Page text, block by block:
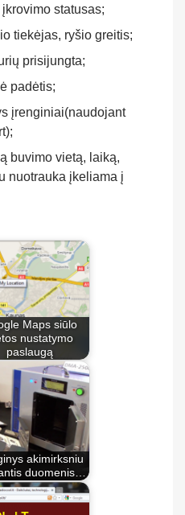
statusas;
tiekėjas, ryšio greitis;
prisijungta;
padėtis;
įrenginiai(naudojant
buvimo vietą, laiką,
nuotrauka įkeliama į
Maps siūlo
nustatymo
paslaugą
akimirksniu
duomenis…